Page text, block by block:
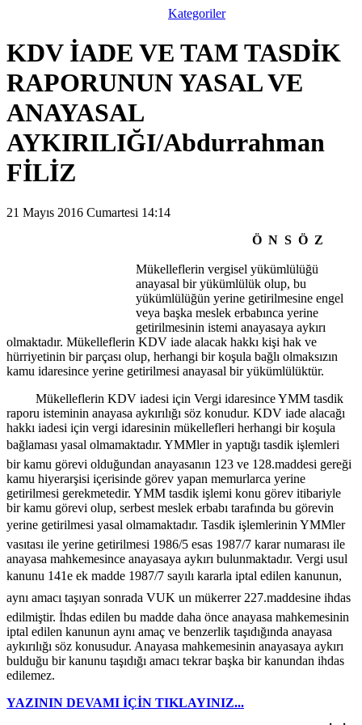
Kategoriler
KDV İADE VE TAM TASDİK
RAPORUNUN YASAL VE
ANAYASAL
AYKIRILIĞI/Abdurrahman
FİLİZ
21 Mayıs 2016 Cumartesi 14:14
Ö N S Ö Z
Mükelleflerin vergisel yükümlülüğü
anayasal bir yükümlülük olup, bu
yükümlülüğün yerine getirilmesine engel
veya başka meslek erbabınca yerine
getirilmesinin istemi anayasaya aykırı
olmaktadır. Mükelleflerin KDV iade alacak hakkı kişi hak ve
hürriyetinin bir parçası olup, herhangi bir koşula bağlı olmaksızın
kamu idaresince yerine getirilmesi anayasal bir yükümlülüktür.
Mükelleflerin KDV iadesi için Vergi idaresince YMM tasdik
raporu isteminin anayasa aykırılığı söz konudur. KDV iade alacağı
hakkı iadesi için vergi idaresinin mükellefleri herhangi bir koşula
bağlaması yasal olmamaktadır. YMMler in yaptığı tasdik işlemleri
bir kamu görevi olduğundan anayasanın 123 ve 128.maddesi gereği
kamu hiyerarşisi içerisinde görev yapan memurlarca yerine
getirilmesi gerekmetedir. YMM tasdik işlemi konu görev itibariyle
bir kamu görevi olup, serbest meslek erbabı tarafında bu görevin
yerine getirilmesi yasal olmamaktadır. Tasdik işlemlerinin YMMler
vasıtası ile yerine getirilmesi 1986/5 esas 1987/7 karar numarası ile
anayasa mahkemesince anayasaya aykırı bulunmaktadır. Vergi usul
kanunu 141e ek madde 1987/7 sayılı kararla iptal edilen kanunun,
aynı amacı taşıyan sonrada VUK un mükerrer 227.maddesine ihdas
edilmiştir. İhdas edilen bu madde daha önce anayasa mahkemesinin
iptal edilen kanunun aynı amaç ve benzerlik taşıdığında anayasa
aykırılığı söz konusudur. Anayasa mahkemesinin anayasaya aykırı
bulduğu bir kanunu taşıdığı amacı tekrar başka bir kanundan ihdas
edilemez.
YAZININ DEVAMI İÇİN TIKLAYINIZ...